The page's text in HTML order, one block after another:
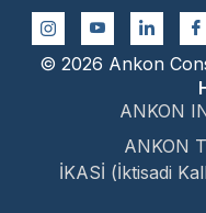
© 2026 Ankon
ANKON
ANKON
İKASİ (İktisadi